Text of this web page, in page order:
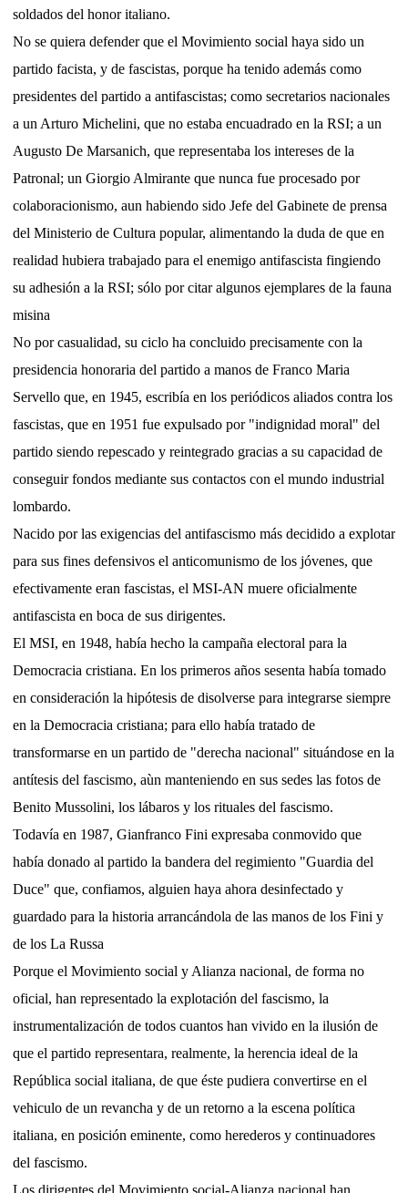
soldados del honor italiano.
No se quiera defender que el Movimiento social haya sido un
partido facista, y de fascistas, porque ha tenido además como
presidentes del partido a antifascistas; como secretarios nacionales
a un Arturo Michelini, que no estaba encuadrado en la RSI; a un
Augusto De Marsanich, que representaba los intereses de la
Patronal; un Giorgio Almirante que nunca fue procesado por
colaboracionismo, aun habiendo sido Jefe del Gabinete de prensa
del Ministerio de Cultura popular, alimentando la duda de que en
realidad hubiera trabajado para el enemigo antifascista fingiendo
su adhesión a la RSI; sólo por citar algunos ejemplares de la fauna
misina
No por casualidad, su ciclo ha concluido precisamente con la
presidencia honoraria del partido a manos de Franco Maria
Servello que, en 1945, escribía en los periódicos aliados contra los
fascistas, que en 1951 fue expulsado por "indignidad moral" del
partido siendo repescado y reintegrado gracias a su capacidad de
conseguir fondos mediante sus contactos con el mundo industrial
lombardo.
Nacido por las exigencias del antifascismo más decidido a explotar
para sus fines defensivos el anticomunismo de los jóvenes, que
efectivamente eran fascistas, el MSI-AN muere oficialmente
antifascista en boca de sus dirigentes.
El MSI, en 1948, había hecho la campaña electoral para la
Democracia cristiana. En los primeros años sesenta había tomado
en consideración la hipótesis de disolverse para integrarse siempre
en la Democracia cristiana; para ello había tratado de
transformarse en un partido de "derecha nacional" situándose en la
antítesis del fascismo, aùn manteniendo en sus sedes las fotos de
Benito Mussolini, los lábaros y los rituales del fascismo.
Todavía en 1987, Gianfranco Fini expresaba conmovido que
había donado al partido la bandera del regimiento "Guardia del
Duce" que, confiamos, alguien haya ahora desinfectado y
guardado para la historia arrancándola de las manos de los Fini y
de los La Russa
Porque el Movimiento social y Alianza nacional, de forma no
oficial, han representado la explotación del fascismo, la
instrumentalización de todos cuantos han vivido en la ilusión de
que el partido representara, realmente, la herencia ideal de la
República social italiana, de que éste pudiera convertirse en el
vehiculo de un revancha y de un retorno a la escena política
italiana, en posición eminente, como herederos y continuadores
del fascismo.
Los dirigentes del Movimiento social-Alianza nacional han